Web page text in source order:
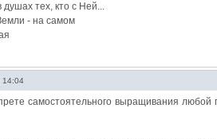
тех, кто с Ней...
- на самом
14:04
самостоятельного выращивания